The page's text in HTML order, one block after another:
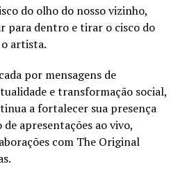
do olho do nosso vizinho,
para dentro e tirar o cisco do
artista.
por mensagens de
e transformação social,
a fortalecer sua presença
apresentações ao vivo,
com The Original